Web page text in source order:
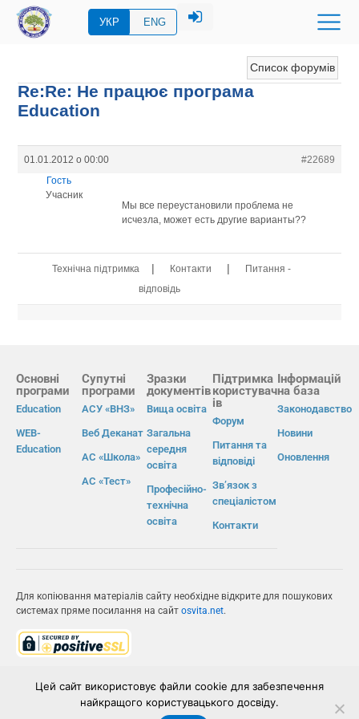
УКР ENG
Список форумів
Re:Re: Не працює програма
Education
01.01.2012 о 00:00
#22689
Гость
Учасник
Мы все переустановили проблема не
исчезла, может есть другие варианты??
Технічна підтримка | Контакти |
Питання -
відповідь
Основні
програми
Education
WEB-
Education
Супутні
програми
АСУ «ВНЗ»
Веб Деканат
АС «Школа»
АС «Тест»
Зразки
документів
Вища освіта
Загальна
середня
освіта
Професійно-
технічна
освіта
Підтримка
користувач
ів
Форум
Питання та
відповіді
Зв’язок з
спеціалістом
Контакти
Інформацій
на база
Законодавство
Новини
Оновлення
Для копіювання матеріалів сайту необхідне відкрите для пошукових
системах пряме посилання на сайт osvita.net.
ІВС «ОСВІТА»
Цей сайт використовує файли cookie для забезпечення
найкращого користувацького досвіду.